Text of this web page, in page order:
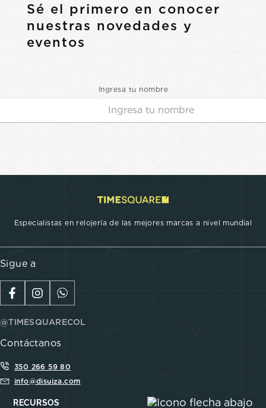
Sé el primero en conocer
nuestras novedades y
eventos
Ingresa tu nombre
Especialistas en relojería de las mejores marcas a nivel mundial
Sigue a
@TIMESQUARECOL
Contáctanos
350 266 59 80
info@disuiza.com
RECURSOS